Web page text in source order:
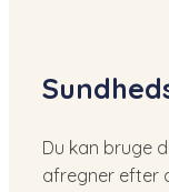
​Du kan bruge
afregner efter